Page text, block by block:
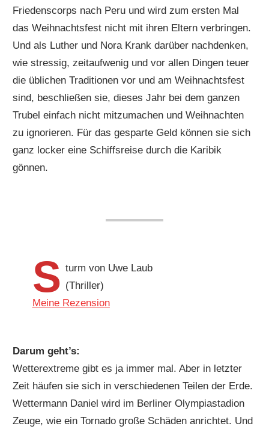
Friedenscorps nach Peru und wird zum ersten Mal
das Weihnachtsfest nicht mit ihren Eltern verbringen.
Und als Luther und Nora Krank darüber nachdenken,
wie stressig, zeitaufwenig und vor allen Dingen teuer
die üblichen Traditionen vor und am Weihnachtsfest
sind, beschließen sie, dieses Jahr bei dem ganzen
Trubel einfach nicht mitzumachen und Weihnachten
zu ignorieren. Für das gesparte Geld können sie sich
ganz locker eine Schiffsreise durch die Karibik
gönnen.
S turm von Uwe Laub
(Thriller)
Meine Rezension
Darum geht’s:
Wetterextreme gibt es ja immer mal. Aber in letzter
Zeit häufen sie sich in verschiedenen Teilen der Erde.
Wettermann Daniel wird im Berliner Olympiastadion
Zeuge, wie ein Tornado große Schäden anrichtet. Und